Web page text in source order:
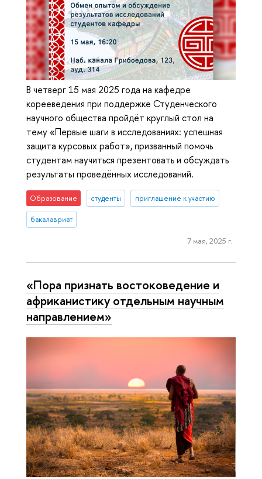
В четверг 15 мая 2025 года на кафедре
корееведения при поддержке Студенческого
научного общества пройдёт круглый стол на
тему «Первые шаги в исследованиях: успешная
защита курсовых работ», призванный помочь
студентам научиться презентовать и обсуждать
результаты проведённых исследований.
Образование студенты приглашение к участию
бакалавриат
7 мая, 2025 г.
«Пора признать востоковедение и
африканистику отдельным научным
направлением»